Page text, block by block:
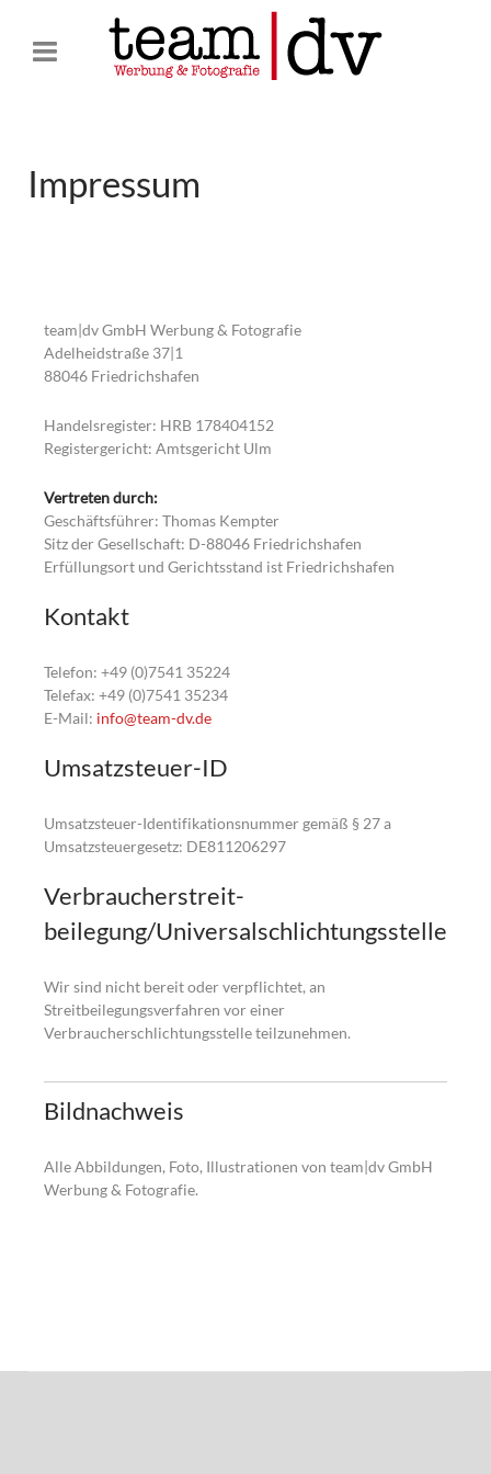
Impressum
team|dv GmbH Werbung & Fotografie
Adelheidstraße 37|1
88046 Friedrichshafen
Handelsregister: HRB 178404152
Registergericht: Amtsgericht Ulm
Vertreten durch:
Geschäftsführer: Thomas Kempter
Sitz der Gesellschaft: D-88046 Friedrichshafen
Erfüllungsort und Gerichtsstand ist Friedrichshafen
Kontakt
Telefon: +49 (0)7541 35224
Telefax: +49 (0)7541 35234
E-Mail: info@team-dv.de
Umsatzsteuer-ID
Umsatzsteuer-Identifikationsnummer gemäß § 27 a
Umsatzsteuergesetz: DE811206297
Verbraucher­streit­
beilegung/Universal­schlichtungs­stelle
Wir sind nicht bereit oder verpflichtet, an
Streitbeilegungsverfahren vor einer
Verbraucherschlichtungsstelle teilzunehmen.
Bildnachweis
Alle Abbildungen, Foto, Illustrationen von team|dv GmbH
Werbung & Fotografie.